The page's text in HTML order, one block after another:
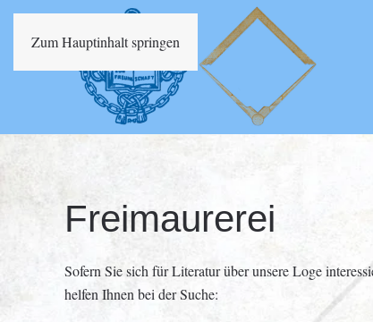
Zum Hauptinhalt springen
Freimaurerei
Sofern Sie sich für Literatur über unsere Loge
helfen Ihnen bei der Suche: